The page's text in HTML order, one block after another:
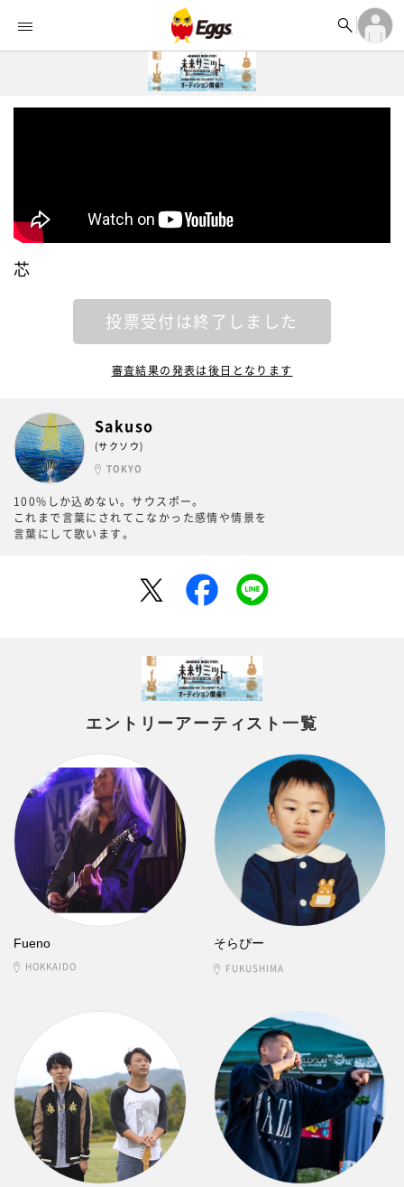


ランキング 
記事 

ログイン
アカウント登録
芯
投票受付は終了しました
審査結果の発表は後日となります
Sakuso
(サクソウ)
TOKYO
100%しか込めない。サウスポー。
これまで言葉にされてこなかった感情や情景を
言葉にして歌います。
エントリーアーティスト一覧
Fueno
HOKKAIDO
そらぴー
FUKUSHIMA